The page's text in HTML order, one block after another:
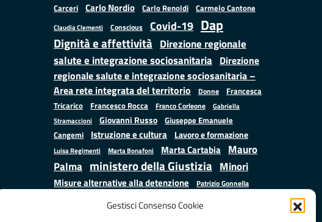
Gestisci Consenso Cookie
Carceri Carlo Nordio Carlo Renoldi Carmelo Cantone
Claudia Clementi Conscious Covid-19 Dap
Dignità e affettività Direzione regionale
salute e integrazione sociosanitaria Direzione
regionale salute e integrazione sociosanitaria –
Area rete integrata del territorio
Donne
Francesca
Tricarico
Francesco Rocca Franco Corleone
Gabriella
Stramaccioni
Giovanni Russo Giuseppe Emanuele
Cangemi
Istruzione e cultura Lavoro e formazione
Luisa Regimenti Marta Bonafoni Marta Cartabia Mauro
Palma ministero della Giustizia Minori
Misure alternative alla detenzione Patrizio Gonnella
Samuele Ciambriello